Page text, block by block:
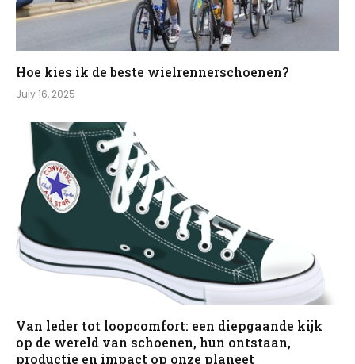
Hoe kies ik de beste wielrennerschoenen?
July 16, 2025
Van leder tot loopcomfort: een diepgaande kijk
op de wereld van schoenen, hun ontstaan,
productie en impact op onze planeet